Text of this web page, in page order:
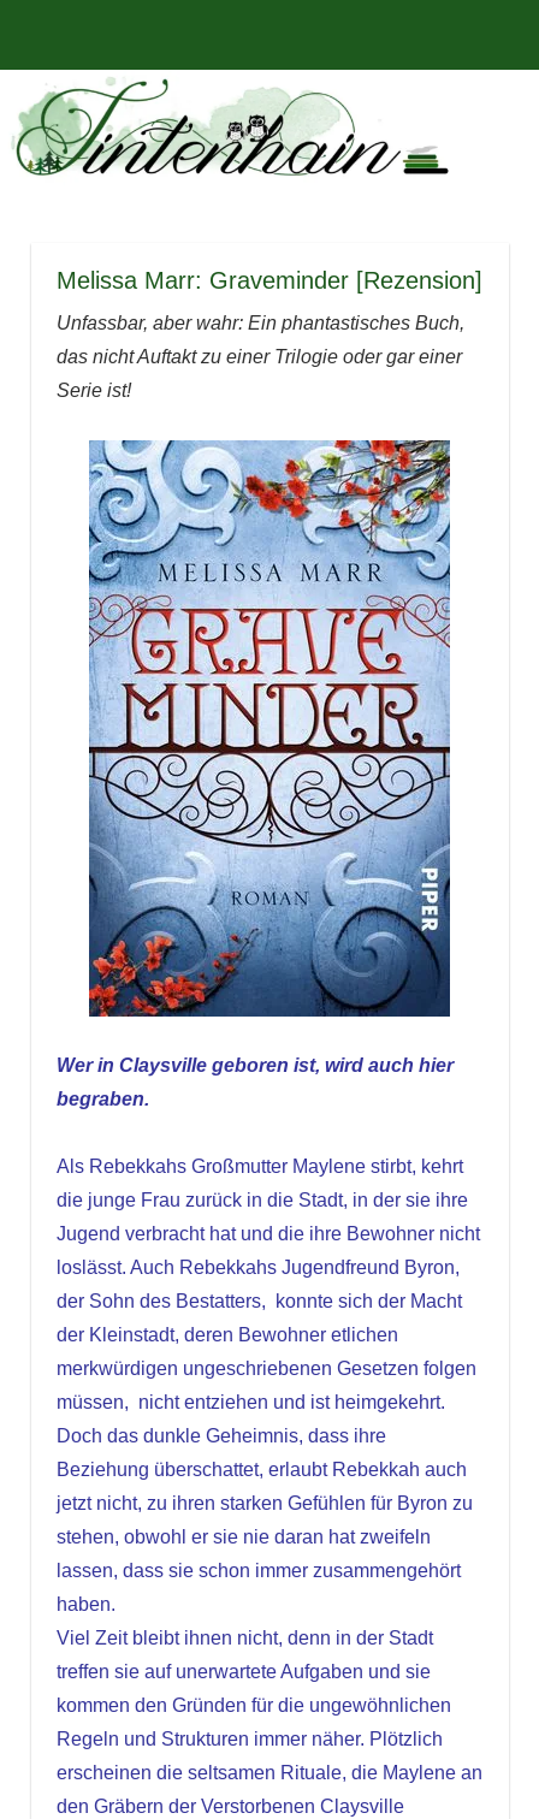
springen
Tintenhain
–
Der
Rezensionen
und
mehr
Melissa Marr: Graveminder [Rezension]
Unfassbar, aber wahr: Ein phantastisches Buch,
das nicht Auftakt zu einer Trilogie oder gar einer
Serie ist!
Wer in Claysville geboren ist, wird auch hier
begraben.
Als Rebekkahs Großmutter Maylene stirbt, kehrt
die junge Frau zurück in die Stadt, in der sie ihre
Jugend verbracht hat und die ihre Bewohner nicht
loslässt. Auch Rebekkahs Jugendfreund Byron,
der Sohn des Bestatters, konnte sich der Macht
der Kleinstadt, deren Bewohner etlichen
merkwürdigen ungeschriebenen Gesetzen folgen
müssen, nicht entziehen und ist heimgekehrt.
Doch das dunkle Geheimnis, dass ihre
Beziehung überschattet, erlaubt Rebekkah auch
jetzt nicht, zu ihren starken Gefühlen für Byron zu
stehen, obwohl er sie nie daran hat zweifeln
lassen, dass sie schon immer zusammengehört
haben.
Viel Zeit bleibt ihnen nicht, denn in der Stadt
treffen sie auf unerwartete Aufgaben und sie
kommen den Gründen für die ungewöhnlichen
Regeln und Strukturen immer näher. Plötzlich
erscheinen die seltsamen Rituale, die Maylene an
den Gräbern der Verstorbenen Claysville